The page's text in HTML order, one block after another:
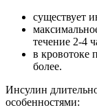
существует
течение 2-4
в кровотоке
более.
Инсулин
особенностями: